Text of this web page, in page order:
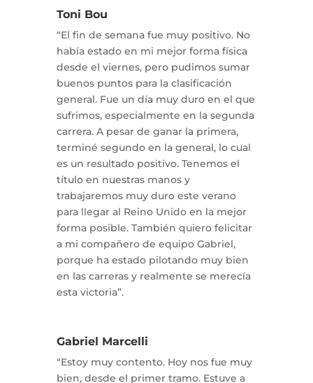
Toni Bou
“El fin de semana fue muy positivo. No
había estado en mi mejor forma física
desde el viernes, pero pudimos sumar
buenos puntos para la clasificación
general. Fue un día muy duro en el que
sufrimos, especialmente en la segunda
carrera. A pesar de ganar la primera,
terminé segundo en la general, lo cual
es un resultado positivo. Tenemos el
título en nuestras manos y
trabajaremos muy duro este verano
para llegar al Reino Unido en la mejor
forma posible. También quiero felicitar
a mi compañero de equipo Gabriel,
porque ha estado pilotando muy bien
en las carreras y realmente se merecía
esta victoria”.
Gabriel Marcelli
“Estoy muy contento. Hoy nos fue muy
bien, desde el primer tramo. Estuve a